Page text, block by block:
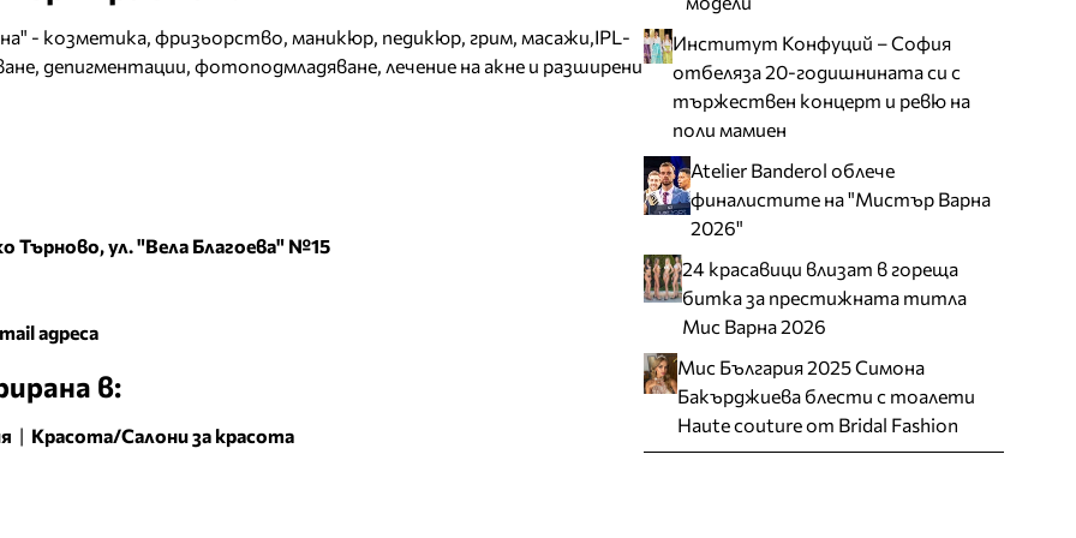
- козметика, фризьорство, маникюр, педикюр, грим, масажи,IPL-
депигментации, фотоподмладяване, лечение на акне и разширени
Търново, ул. "Вела Благоева" №15
адреса
в:
| Красота/Салони за красота
Институт Конфуций – София
отбеляза 20-годишнината си с
тържествен концерт и ревю на
поли мамиен
Atelier Banderol облече
финалистите на "Мистър Варна
2026"
24 красавици влизат в гореща
битка за престижната титла
Мис Варна 2026
Мис България 2025 Симона
Бакърджиева блести с тоалети
Haute couture от Bridal Fashion